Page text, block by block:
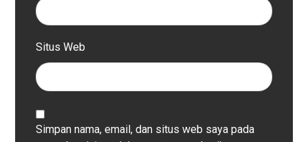
Situs Web
Simpan nama, email, dan situs web saya pada